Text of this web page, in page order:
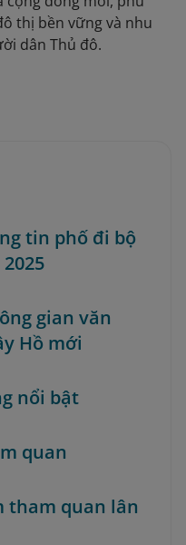
thị bền vững và nhu
dân Thủ đô.
tin phố đi bộ
gian văn
Hồ mới
nổi bật
quan
tham quan lân